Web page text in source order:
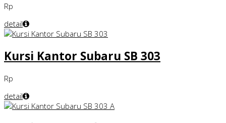
Rp
detail
Kursi Kantor Subaru SB 303
Rp
detail